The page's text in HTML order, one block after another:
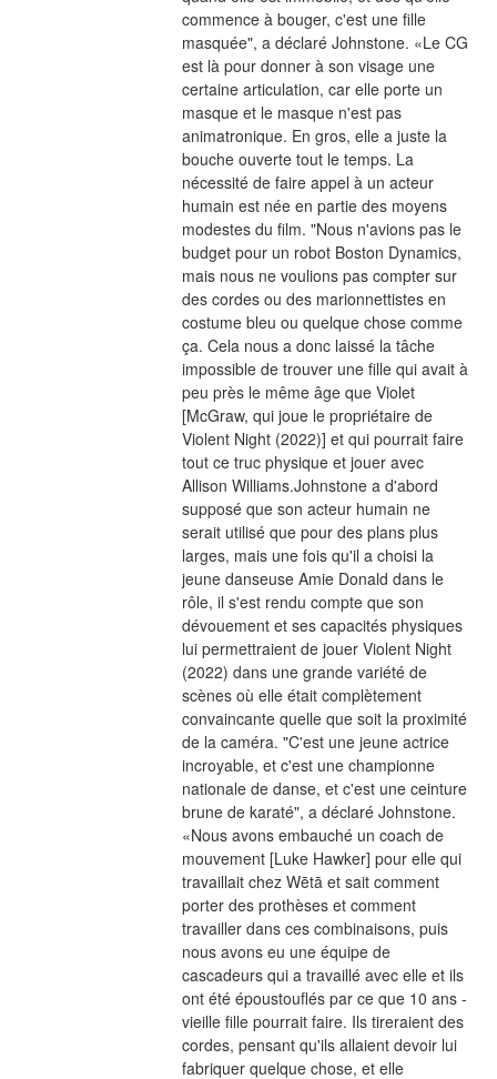
commence à bouger, c'est une fille
masquée", a déclaré Johnstone. «Le CG
est là pour donner à son visage une
certaine articulation, car elle porte un
masque et le masque n'est pas
animatronique. En gros, elle a juste la
bouche ouverte tout le temps. La
nécessité de faire appel à un acteur
humain est née en partie des moyens
modestes du film. "Nous n'avions pas le
budget pour un robot Boston Dynamics,
mais nous ne voulions pas compter sur
des cordes ou des marionnettistes en
costume bleu ou quelque chose comme
ça. Cela nous a donc laissé la tâche
impossible de trouver une fille qui avait à
peu près le même âge que Violet
[McGraw, qui joue le propriétaire de
Violent Night (2022)] et qui pourrait faire
tout ce truc physique et jouer avec
Allison Williams.Johnstone a d'abord
supposé que son acteur humain ne
serait utilisé que pour des plans plus
larges, mais une fois qu'il a choisi la
jeune danseuse Amie Donald dans le
rôle, il s'est rendu compte que son
dévouement et ses capacités physiques
lui permettraient de jouer Violent Night
(2022) dans une grande variété de
scènes où elle était complètement
convaincante quelle que soit la proximité
de la caméra. "C'est une jeune actrice
incroyable, et c'est une championne
nationale de danse, et c'est une ceinture
brune de karaté", a déclaré Johnstone.
«Nous avons embauché un coach de
mouvement [Luke Hawker] pour elle qui
travaillait chez Wētā et sait comment
porter des prothèses et comment
travailler dans ces combinaisons, puis
nous avons eu une équipe de
cascadeurs qui a travaillé avec elle et ils
ont été époustouflés par ce que 10 ans -
vieille fille pourrait faire. Ils tireraient des
cordes, pensant qu'ils allaient devoir lui
fabriquer quelque chose, et elle